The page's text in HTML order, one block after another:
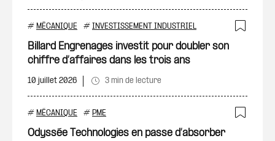
# MÉCANIQUE # INVESTISSEMENT INDUSTRIEL
Billard Engrenages investit pour doubler son
chiffre d’affaires dans les trois ans
10 juillet 2026 3 min de lecture
# MÉCANIQUE # PME
Odyssée Technologies en passe d’absorber